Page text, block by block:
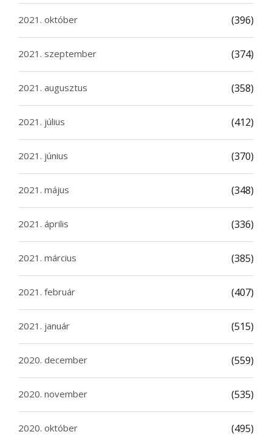
2021. október (396)
2021. szeptember (374)
2021. augusztus (358)
2021. július (412)
2021. június (370)
2021. május (348)
2021. április (336)
2021. március (385)
2021. február (407)
2021. január (515)
2020. december (559)
2020. november (535)
2020. október (495)